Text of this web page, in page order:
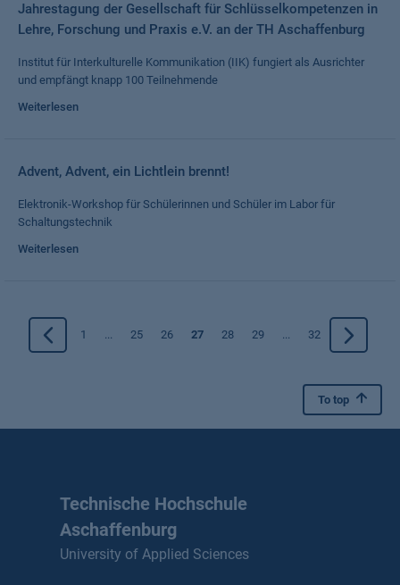
Jahrestagung der Gesellschaft für Schlüsselkompetenzen in
Lehre, Forschung und Praxis e.V. an der TH Aschaffenburg
Institut für Interkulturelle Kommunikation (IIK) fungiert als Ausrichter
und empfängt knapp 100 Teilnehmende
Weiterlesen
Advent, Advent, ein Lichtlein brennt!
Elektronik-Workshop für Schülerinnen und Schüler im Labor für
Schaltungstechnik
Weiterlesen
1 ... 25 26 27 28 29 ... 32
To top
Technische Hochschule
Aschaffenburg
University of Applied Sciences